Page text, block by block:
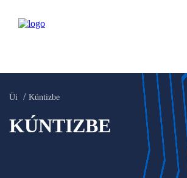
Üi Kúntizbe
KÚNTIZBE